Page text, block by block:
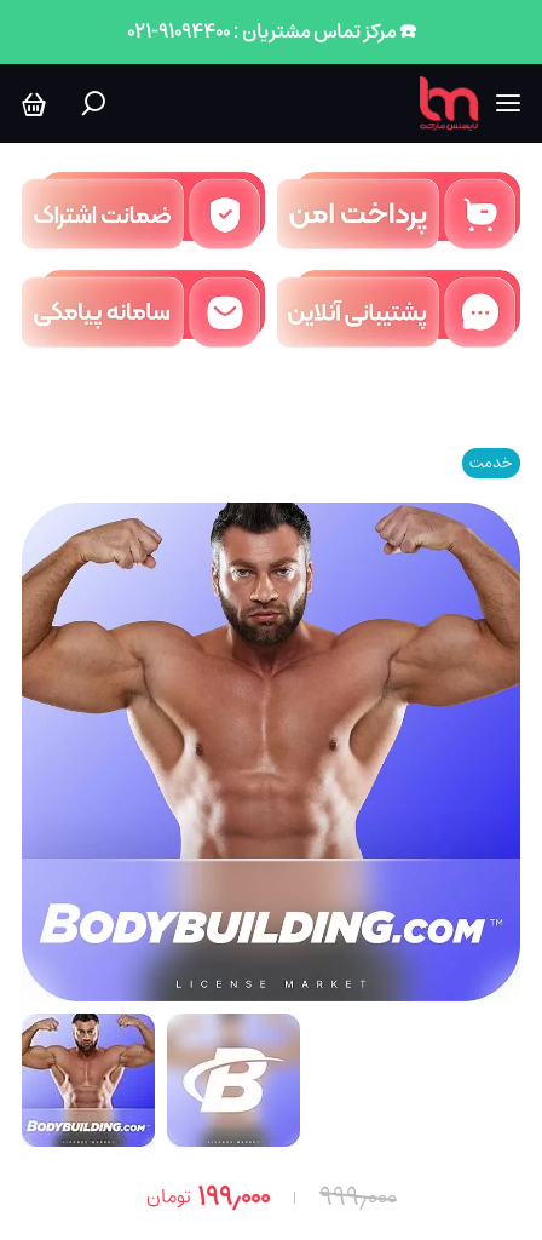
☎️ مرکز تماس مشتریان : 91094400-021
خدمت
۹۹۹٫۰۰۰ ۱۹۹٫۰۰۰ تومان